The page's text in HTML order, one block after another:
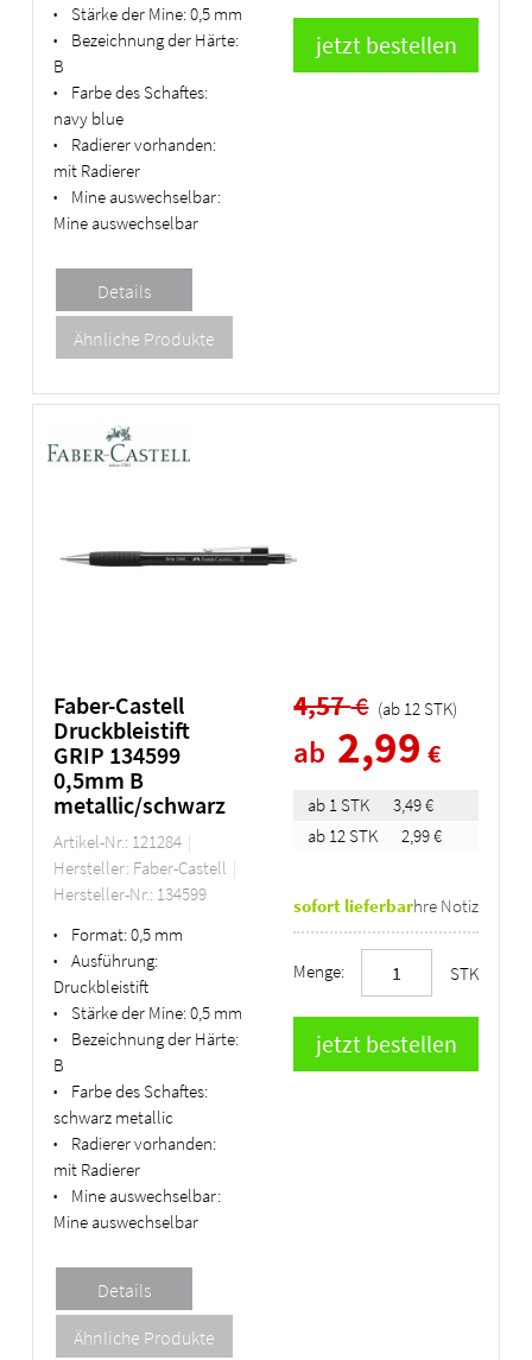
• Stärke der Mine:0,5 mm
•
Bezeichnung der Härte:
B
•
Farbe des Schaftes:
navy blue
•
Radierer vorhanden:
mit Radierer
•
Mine auswechselbar:
Mine auswechselbar
Faber-Castell
Druckbleistift
GRIP 134599
0,5mm B
metallic/schwarz
Artikel-Nr.: 121284
Hersteller: Faber-Castell
Hersteller-Nr.: 134599
• Format:0,5 mm
•
Ausführung:
Druckbleistift
• Stärke der Mine:0,5 mm
•
Bezeichnung der Härte:
B
•
Farbe des Schaftes:
schwarz metallic
•
Radierer vorhanden:
mit Radierer
•
Mine auswechselbar:
Mine auswechselbar
4,57€ (ab 12 STK)
ab 2,99 €
ab 1 STK
3,49 €
ab 12 STK
2,99 €
sofort lieferbarIhre Notiz
Menge: STK